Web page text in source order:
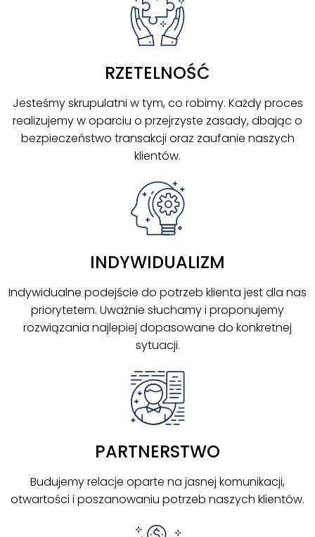
RZETELNOŚĆ
Jesteśmy skrupulatni w tym, co robimy. Każdy proces
realizujemy w oparciu o przejrzyste zasady, dbając o
bezpieczeństwo transakcji oraz zaufanie naszych
klientów.
INDYWIDUALIZM
Indywidualne podejście do potrzeb klienta jest dla nas
priorytetem. Uważnie słuchamy i proponujemy
rozwiązania najlepiej dopasowane do konkretnej
sytuacji.
PARTNERSTWO
Budujemy relacje oparte na jasnej komunikacji,
otwartości i poszanowaniu potrzeb naszych klientów.